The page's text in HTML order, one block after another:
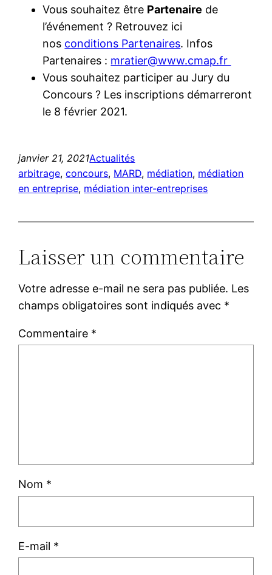
Vous souhaitez être Partenaire de
l’événement ? Retrouvez ici
nos conditions Partenaires. Infos
Partenaires : mratier@www.cmap.fr
Vous souhaitez participer au Jury du
Concours ? Les inscriptions démarreront
le 8 février 2021.
janvier 21, 2021Actualités
arbitrage, concours, MARD, médiation, médiation
en entreprise, médiation inter-entreprises
Laisser un commentaire
Votre adresse e-mail ne sera pas publiée. Les
champs obligatoires sont indiqués avec *
Commentaire *
Nom *
E-mail *